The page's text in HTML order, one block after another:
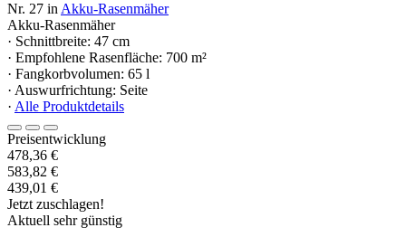
Nr. 27 in Akku-Rasenmäher
Akku-Rasenmäher
· Schnittbreite: 47 cm
· Empfohlene Rasenfläche: 700 m²
· Fangkorbvolumen: 65 l
· Auswurfrichtung: Seite
· Alle Produktdetails
Preisentwicklung
478,36 €
583,82 €
439,01 €
Jetzt zuschlagen!
Aktuell sehr günstig